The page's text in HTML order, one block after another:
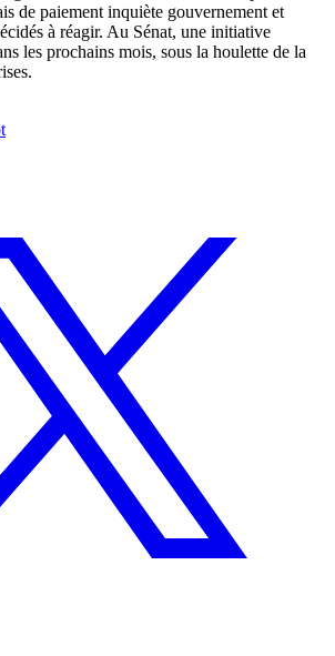
de paiement inquiète gouvernement et
à réagir. Au Sénat, une initiative
les prochains mois, sous la houlette de la